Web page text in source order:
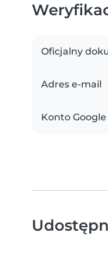
Oficjalny
Adres e-mail
Konto Google